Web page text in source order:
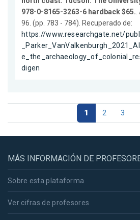
978-0-8165-3263-6 hardback $65..
96. (pp. 783 - 784). Recuperado de:
https://www.researchgate.net/
digen
1 2 3
MÁS INFORMACIÓN DE
Sobre esta plataforma
Ver cifras de profesores